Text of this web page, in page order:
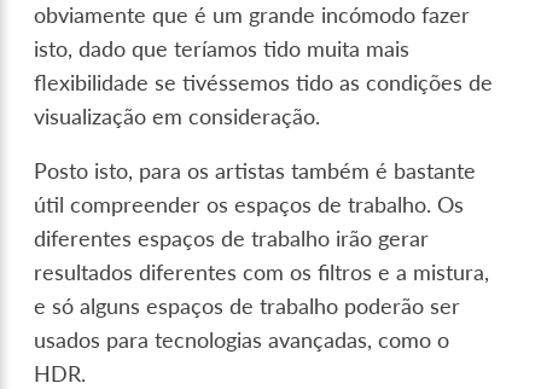
obviamente que é um grande incómodo fazer
isto, dado que teríamos tido muita mais
flexibilidade se tivéssemos tido as condições de
visualização em consideração.
Posto isto, para os artistas também é bastante
útil compreender os espaços de trabalho. Os
diferentes espaços de trabalho irão gerar
resultados diferentes com os filtros e a mistura,
e só alguns espaços de trabalho poderão ser
usados para tecnologias avançadas, como o
HDR.